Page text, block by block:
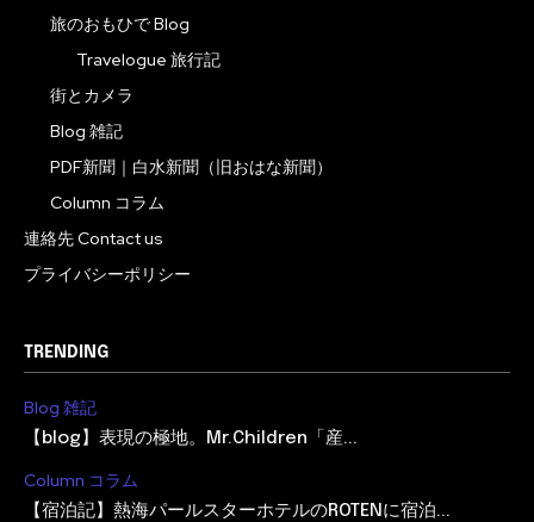
旅のおもひで Blog
Travelogue 旅行記
街とカメラ
Blog 雑記
PDF新聞｜白水新聞（旧おはな新聞）
Column コラム
連絡先 Contact us
プライバシーポリシー
TRENDING
Blog 雑記
【blog】表現の極地。Mr.Children「産...
Column コラム
【宿泊記】熱海パールスターホテルのROTENに宿泊...